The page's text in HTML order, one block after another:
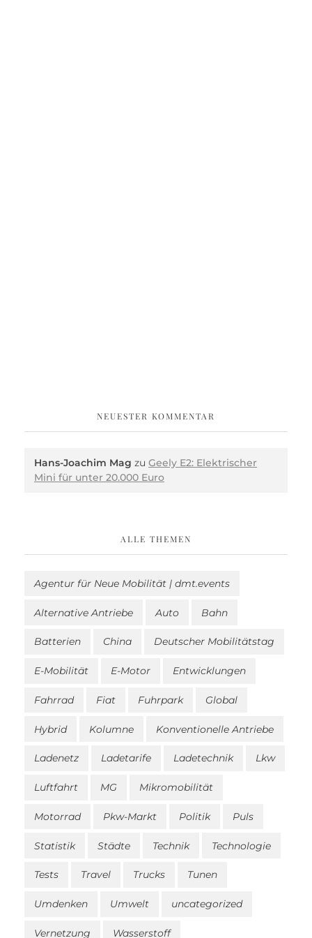
NEUESTER KOMMENTAR
Hans-Joachim Mag zu Geely E2: Elektrischer
Mini für unter 20.000 Euro
ALLE THEMEN
Agentur für Neue Mobilität | dmt.events
Alternative Antriebe Auto Bahn
Batterien China Deutscher Mobilitätstag
E-Mobilität E-Motor Entwicklungen
Fahrrad Fiat Fuhrpark Global
Hybrid Kolumne Konventionelle Antriebe
Ladenetz Ladetarife Ladetechnik Lkw
Luftfahrt MG Mikromobilität
Motorrad Pkw-Markt Politik Puls
Statistik Städte Technik Technologie
Tests Travel Trucks Tunen
Umdenken Umwelt uncategorized
Vernetzung Wasserstoff